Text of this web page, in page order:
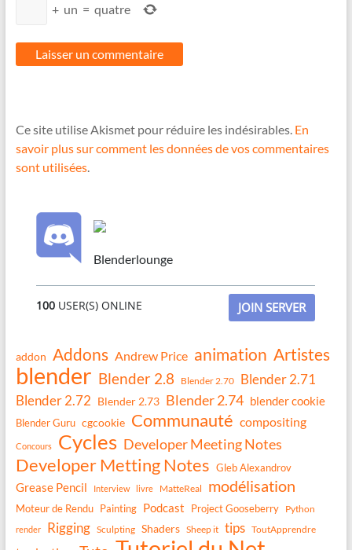
+ un = quatre
Ce site utilise Akismet pour réduire les indésirables. En
savoir plus sur comment les données de vos commentaires
sont utilisées.
Blenderlounge
100 USER(S) ONLINE JOIN SERVER
addon Addons Andrew Price animation Artistes
blender Blender 2.8 Blender 2.70
Blender 2.71
Blender 2.72 Blender 2.73 Blender 2.74 blender cookie
Blender Guru cgcookie Communauté compositing
Concours Cycles Developer Meeting Notes
Developer Metting Notes Gleb Alexandrov
Grease Pencil Interview livre MatteReal modélisation
Moteur de Rendu Painting Podcast Project Gooseberry Python
render Rigging Sculpting Shaders Sheep it tips ToutApprendre